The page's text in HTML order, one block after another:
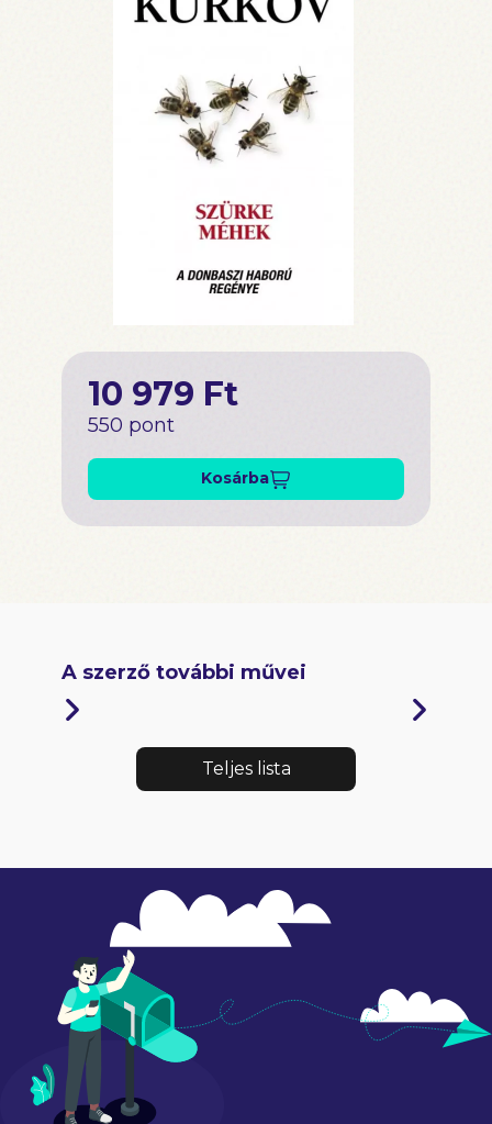
10 979 Ft
550 pont
Kosárba
A szerző további művei
Teljes lista